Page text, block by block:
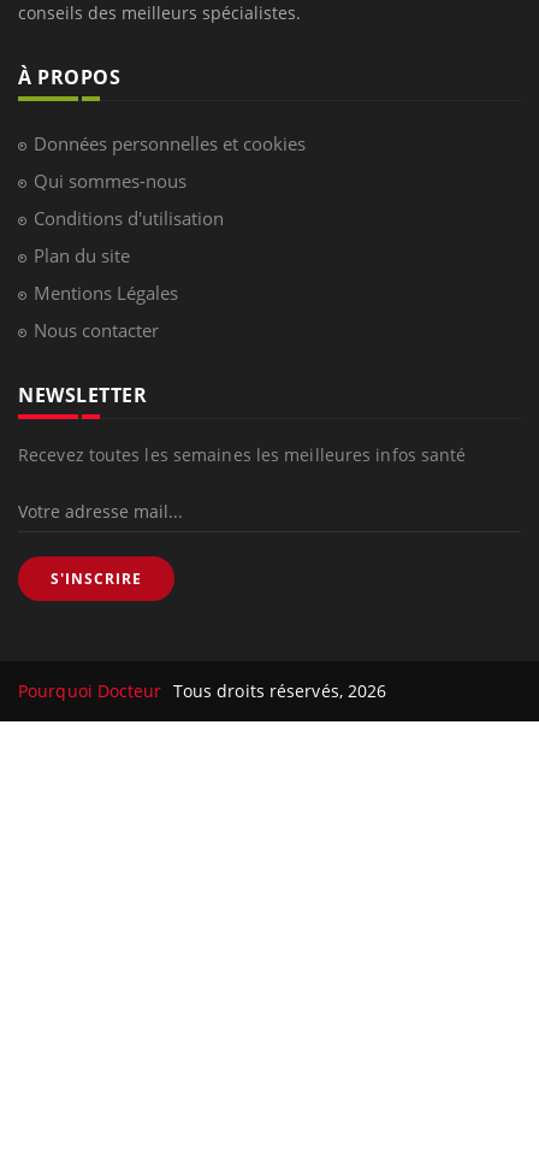
conseils des meilleurs spécialistes.
À PROPOS
Données personnelles et cookies
Qui sommes-nous
Conditions d'utilisation
Plan du site
Mentions Légales
Nous contacter
NEWSLETTER
Recevez toutes les semaines les meilleures infos santé
S'INSCRIRE
Pourquoi Docteur Tous droits réservés, 2026